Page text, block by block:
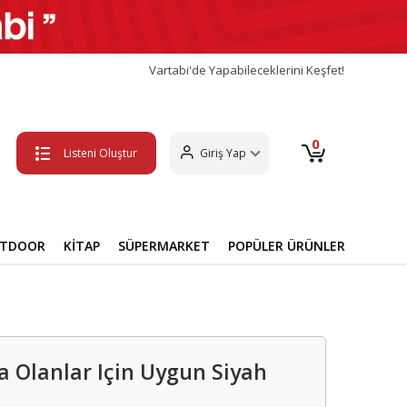
Vartabi'de Yapabileceklerini Keşfet!
Listeni Oluştur Giriş Yap 0
KİTAP SÜPERMARKET POPÜLER ÜRÜNLER
Olanlar Için Uygun Siyah